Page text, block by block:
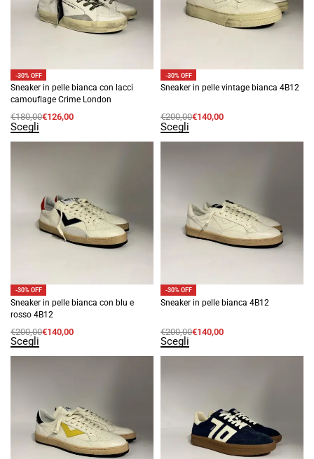
-30% OFF
Sneaker in pelle bianca con lacci
camouflage Crime London
€180,00€126,00
Scegli
-30% OFF
Sneaker in pelle vintage bianca 4B12
€200,00€140,00
Scegli
-30% OFF
Sneaker in pelle bianca con blu e
rosso 4B12
€200,00€140,00
Scegli
-30% OFF
Sneaker in pelle bianca 4B12
€200,00€140,00
Scegli